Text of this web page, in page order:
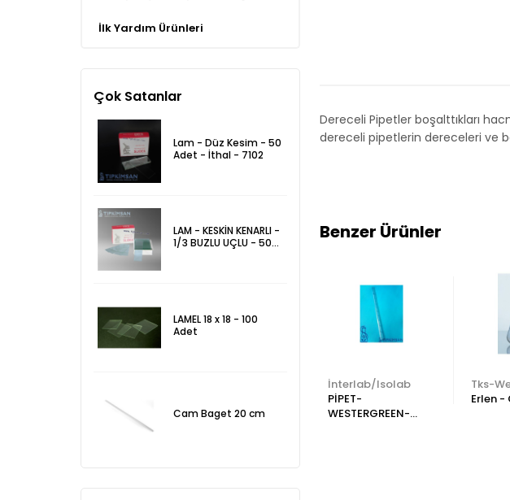
İlk Yardım Ürünleri
Dereceli Pipetler boşalttıkları
dereceli pipetlerin dereceleri ve
Benzer Ürünler
PETRİ KUTUSU -
CAM - 150 X 25 mm
CAM - 120 X 20 mm
İnterlab/Isolab
PİPET-
WESTERGREEN-
Tks-
Erlen -
Çok Satanlar
Lam - Düz Kesim - 50
Adet - İthal - 7102
LAM - KESKİN KENARLI -
1/3 BUZLU UÇLU - 50
LAMEL 18 x 18 - 100
Adet
Cam Baget 20 cm